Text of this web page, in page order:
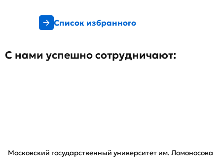
Список избранного
С нами успешно сотрудничают:
Московский государственный университет им. Ломоносова